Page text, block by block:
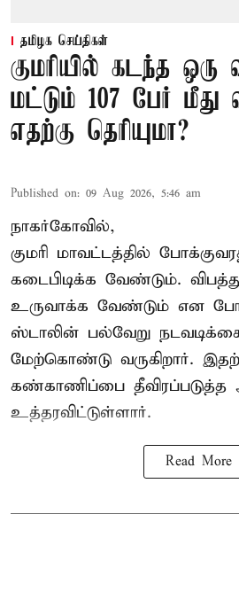
தமிழக செய்திகள்
குமரியில் கடந்த ஒரு
மட்டும் 107 பேர் மீது
எதற்கு தெரியுமா?
Published on: 09 Aug 2026, 5:46 am
நாகர்கோவில்,
குமரி மாவட்டத்தில்
கடைபிடிக்க வேண்டும்.
உருவாக்க வேண்டும் என
ஸ்டாலின் பல்வேறு
மேற்கொண்டு வருகிறார்.
கண்காணிப்பை தீவிரப்படுத்த
உத்தரவிட்டுள்ளார்.
Read More